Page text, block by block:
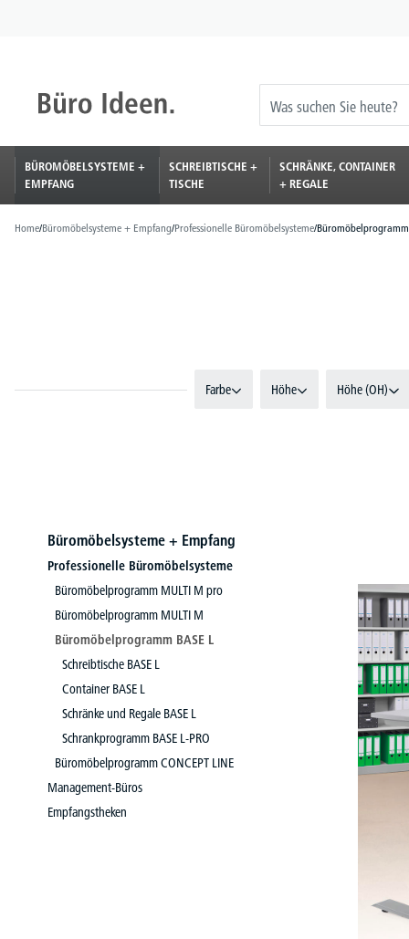
BÜROMÖBELSYSTEME +
EMPFANG
SCHREIBTISCHE +
TISCHE
SCHRÄNKE, CONTAINER
+ REGALE
Home/Büromöbelsysteme + Empfang/Professionelle Büromöbelsysteme/Büromöbelprogramm
Farbe Höhe Höhe (OH)
Büromöbelsysteme + Empfang
Professionelle Büromöbelsysteme
Büromöbelprogramm MULTI M pro
Büromöbelprogramm MULTI M
Büromöbelprogramm BASE L
Schreibtische BASE L
Container BASE L
Schränke und Regale BASE L
Schrankprogramm BASE L-PRO
Büromöbelprogramm CONCEPT LINE
Management-Büros
Empfangstheken